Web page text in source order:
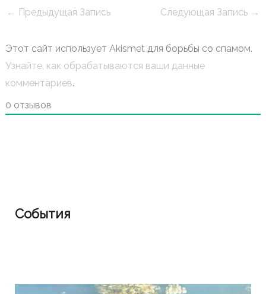
← Предыдущая Запись Следующая Запись →
Этот сайт использует Akismet для борьбы со спамом.
Узнайте, как обрабатываются ваши данные
комментариев.
0 отзывов
События